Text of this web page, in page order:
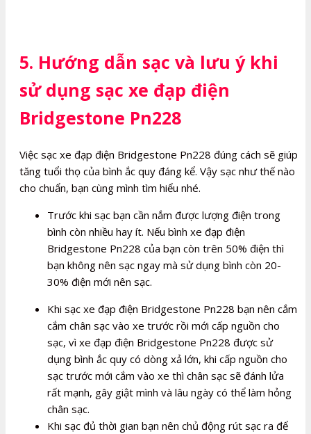
5. Hướng dẫn sạc và lưu ý khi
sử dụng sạc xe đạp điện
Bridgestone Pn228
Việc sạc xe đạp điện Bridgestone Pn228 đúng cách sẽ giúp
tăng tuổi thọ của bình ắc quy đáng kể. Vậy sạc như thế nào
cho chuẩn, bạn cùng mình tìm hiểu nhé.
Trước khi sạc bạn cần nắm được lượng điện trong
bình còn nhiều hay ít. Nếu bình xe đạp điện
Bridgestone Pn228 của bạn còn trên 50% điện thì
bạn không nên sạc ngay mà sử dụng bình còn 20-
30% điện mới nên sạc.
Khi sạc xe đạp điện Bridgestone Pn228 bạn nên cắm
cắm chân sạc vào xe trước rồi mới cấp nguồn cho
sạc, vì xe đạp điện Bridgestone Pn228 được sử
dụng bình ắc quy có dòng xả lớn, khi cấp nguồn cho
sạc trước mới cắm vào xe thì chân sạc sẽ đánh lửa
rất mạnh, gây giật mình và lâu ngày có thể làm hỏng
chân sạc.
Khi sạc đủ thời gian bạn nên chủ động rút sạc ra để